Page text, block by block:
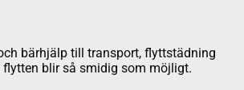
bärhjälp till transport, flyttstädning
blir så smidig som möjligt.